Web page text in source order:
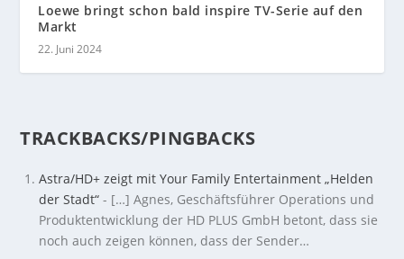
Loewe bringt schon bald inspire TV-Serie auf den
Markt
22. Juni 2024
TRACKBACKS/PINGBACKS
Astra/HD+ zeigt mit Your Family Entertainment „Helden
der Stadt“ - […] Agnes, Geschäftsführer Operations und
Produktentwicklung der HD PLUS GmbH betont, dass sie
noch auch zeigen können, dass der Sender…